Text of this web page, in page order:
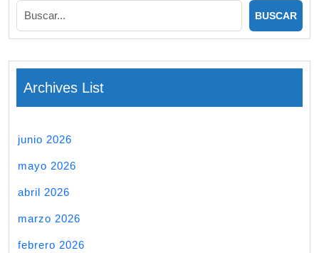
Archives List
junio 2026
mayo 2026
abril 2026
marzo 2026
febrero 2026